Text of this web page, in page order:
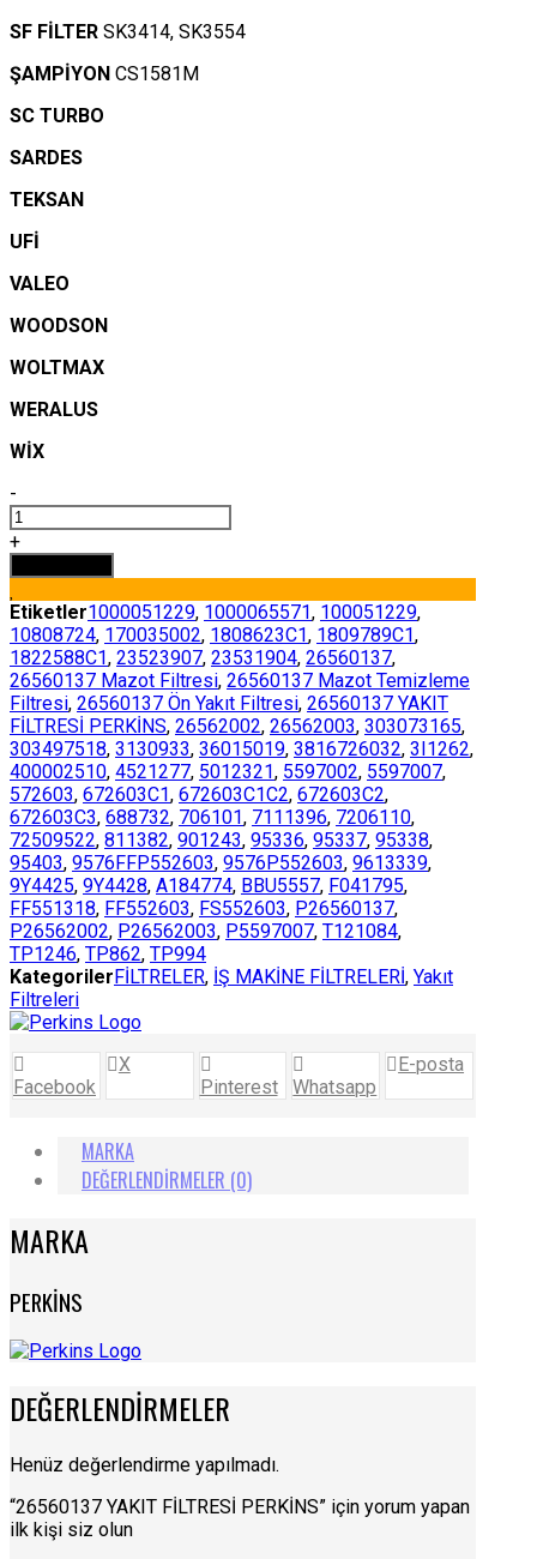
SF FİLTER SK3414, SK3554
ŞAMPİYON CS1581M
SC TURBO
SARDES
TEKSAN
UFİ
VALEO
WOODSON
WOLTMAX
WERALUS
WİX
-
26560137
YAKIT
FİLTRESİ
PERKİNS
adet
+
Etiketler1000051229, 1000065571, 100051229,
10808724, 170035002, 1808623C1, 1809789C1,
1822588C1, 23523907, 23531904, 26560137,
26560137 Mazot Filtresi, 26560137 Mazot Temizleme
Filtresi, 26560137 Ön Yakıt Filtresi, 26560137 YAKIT
FİLTRESİ PERKİNS, 26562002, 26562003, 303073165,
303497518, 3130933, 36015019, 3816726032, 3I1262,
400002510, 4521277, 5012321, 5597002, 5597007,
572603, 672603C1, 672603C1C2, 672603C2,
672603C3, 688732, 706101, 7111396, 7206110,
72509522, 811382, 901243, 95336, 95337, 95338,
95403, 9576FFP552603, 9576P552603, 9613339,
9Y4425, 9Y4428, A184774, BBU5557, F041795,
FF551318, FF552603, FS552603, P26560137,
P26562002, P26562003, P5597007, T121084,
TP1246, TP862, TP994
KategorilerFİLTRELER, İŞ MAKİNE FİLTRELERİ, Yakıt
Filtreleri
Facebook
X
Pinterest
Whatsapp
E-posta
MARKA
DEĞERLENDIRMELER (0)
MARKA
PERKİNS
DEĞERLENDIRMELER
Henüz değerlendirme yapılmadı.
“26560137 YAKIT FİLTRESİ PERKİNS” için yorum yapan
ilk kişi siz olun